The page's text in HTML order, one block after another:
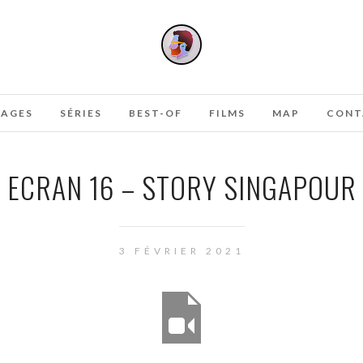
SÉRIES BEST-OF FILMS MAP
ECRAN 16 – STORY SINGAPOUR
3 FÉVRIER 2021